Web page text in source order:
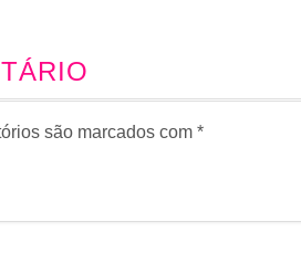
são marcados com *